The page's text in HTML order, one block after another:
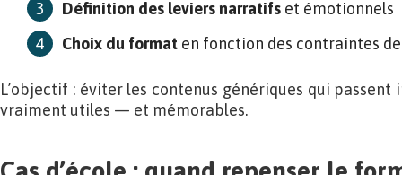
Définition des leviers narratifs et émotionnels
Choix du format en fonction des contraintes
L’objectif : éviter les contenus génériques qui passent
vraiment utiles — et mémorables.